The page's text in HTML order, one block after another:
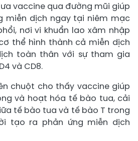
vaccine qua đường mũi giúp
miễn dịch ngay tại niêm mạc
nơi vi khuẩn lao xâm nhập
thể hình thành cả miễn dịch
toàn thân với sự tham gia
và CD8.
chuột cho thấy vaccine giúp
và hoạt hóa tế bào tua, cải
tế bào tua và tế bào T trong
tạo ra phản ứng miễn dịch